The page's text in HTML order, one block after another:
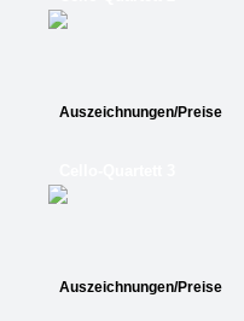
Auszeichnungen/Preise
Auszeichnungen/Preise